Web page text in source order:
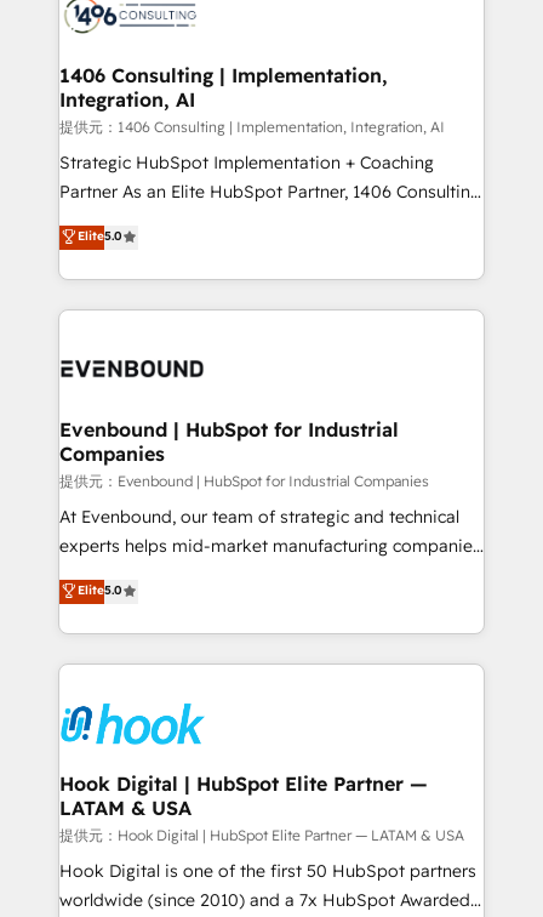
marketing automation to online and offline sales
allowing companies to optimize processes and meet
the needs of the customer. We are part of Impresoft
Group, a group of specialized and complementary
companies that divide their offer into 4
Competence Centers: Smart Manufacturing,
The synergies generated by these integrations,
together with the combination of talents, skills,
to accompany companies on their digital
1406 Consulting | Implementation,
Integration, AI
提供元：1406 Consulting | Implementation, Integration, AI
Strategic HubSpot Implementation + Coaching
Partner As an Elite HubSpot Partner, 1406 Consulting
helps mid-market revenue teams transform how
they sell, market, and serve. We don't just build your
HubSpot—we teach your team to own it, then stay
to help you keep winning. What We Do ⚙️ CRM
Data & Content 📈 Sales & Marketing Alignment +
Agent Creation 🔄 Custom Integrations & Data
Migration Why 1406 We become part of your team.
Your team learns while we build. We fix what others
broke. Built for mid-market reality—practical
solutions that work with your actual headcount and
HubSpot partners 🔄 Top 5% globally in client
retention 📅 8+ years of consistent results since 2017
move beyond spreadsheets into unified systems
that drive real business results.
Elite5.0
Evenbound | HubSpot for Industrial
Companies
提供元：Evenbound | HubSpot for Industrial Companies
At Evenbound, our team of strategic and technical
experts helps mid-market manufacturing companies
achieve real growth. We specialize in delivering
tailored solutions that drive results by leveraging
HubSpot’s platform and data to fuel success.
Technical Solutions: - HubSpot Technical Consulting -
Onboarding - Data Migration & Integrations -
Technical Audit & Optimization Strategic Solutions: -
Revenue Operations - Inbound Marketing -
Outbound Marketing - HubSpot CMS Website
Design & Development We empower our clients to
reach their full potential by providing transparent,
relationship-driven support. With over 300 HubSpot
Elite5.0
Hook Digital | HubSpot Elite Partner —
LATAM & USA
提供元：Hook Digital | HubSpot Elite Partner — LATAM & USA
Hook Digital is one of the first 50 HubSpot partners
worldwide (since 2010) and a 7x HubSpot Awarded